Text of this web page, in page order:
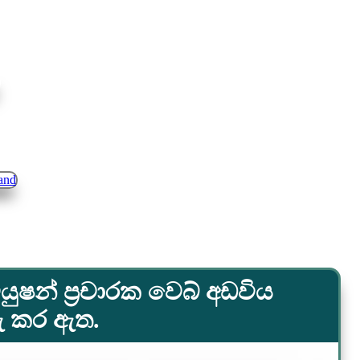
ප්‍රචාරක වෙබ් අඩවිය
කර ඇත.